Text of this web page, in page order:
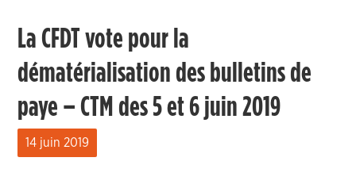
La CFDT vote pour la
dématérialisation des bulletins de
paye – CTM des 5 et 6 juin 2019
14 juin 2019